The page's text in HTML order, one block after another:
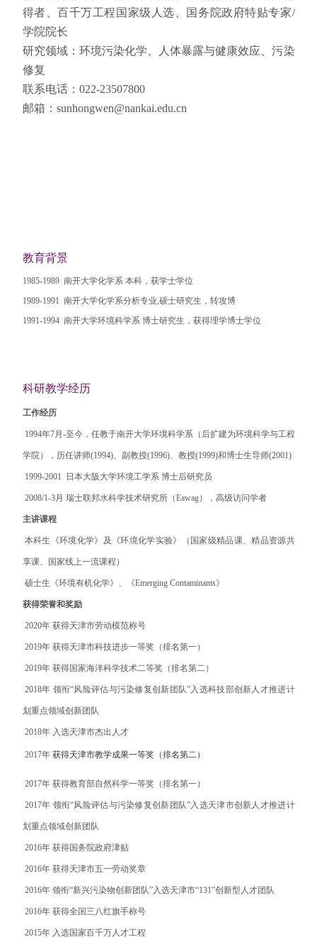
得者、百千万工程国家级人选、国务院政府特贴专家/
学院院长
研究领域： 环境污染化学、人体暴露与健康效应、污染
修复
联系电话： 022-23507800
邮箱： sunhongwen@nankai.edu.cn
教育背景
1985-1989 南开大学化学系 本科，获学士学位
1989-1991 南开大学化学系分析专业,硕士研究生，转攻博
1991-1994 南开大学环境科学系 博士研究生，获得理学博士学位
科研教学经历
工作经历
1994年7月-至今，任教于南开大学环境科学系（后扩建为环境科学与工程
学院），历任讲师(1994)、副教授(1996)、教授(1999)和博士生导师(2001)
1999-2001 日本大阪大学环境工学系 博士后研究员
2008/1-3月 瑞士联邦水科学技术研究所（Eawag），高级访问学者
主讲课程
本科生《环境化学》及《环境化学实验》（国家级精品课、精品资源共
享课、国家线上一流课程）
硕士生《环境有机化学》、《Emerging Contaminants》
获得荣誉和奖励
2020年 获得天津市劳动模范称号
2019年 获得天津市科技进步一等奖（排名第一）
2019年 获得国家海洋科学技术二等奖（排名第二）
2018年 领衔“风险评估与污染修复创新团队”入选科技部创新人才推进计
划重点领域创新团队
2018年 入选天津市杰出人才
2017年 获得天津市教学成果一等奖（排名第二）
2017年 获得教育部自然科学一等奖（排名第一）
2017年 领衔“风险评估与污染修复创新团队”入选天津市创新人才推进计
划重点领域创新团队
2016年 获得国务院政府津贴
2016年 获得天津市五一劳动奖章
2016年 领衔“新兴污染物创新团队”入选天津市“131”创新型人才团队
2016年 获得全国三八红旗手称号
2015年 入选国家百千万人才工程